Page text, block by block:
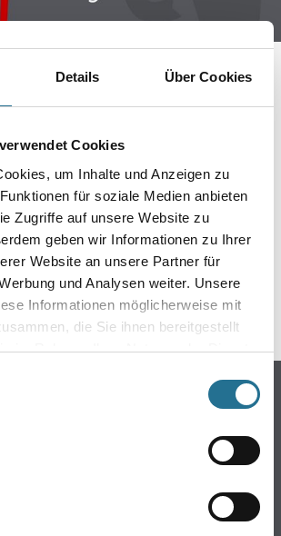
Details Über Cookies
Cookies
um Inhalte und Anzeigen zu
für soziale Medien anbieten
Zugriffe auf unsere Website zu
geben wir Informationen zu Ihrer
Website an unsere Partner für
und Analysen weiter. Unsere
Informationen möglicherweise mit
die Sie ihnen bereitgestellt
im Rahmen Ihrer Nutzung der Dienste
ZWISCHENFALL
AUFGETRETEN
pinseln schon an der Lösung und
so schnell wie möglich beheben.
Zwischenzeit unseren Online-Shop
lassen Sie sich inspirieren.
ZUM ONLINE-SHOP